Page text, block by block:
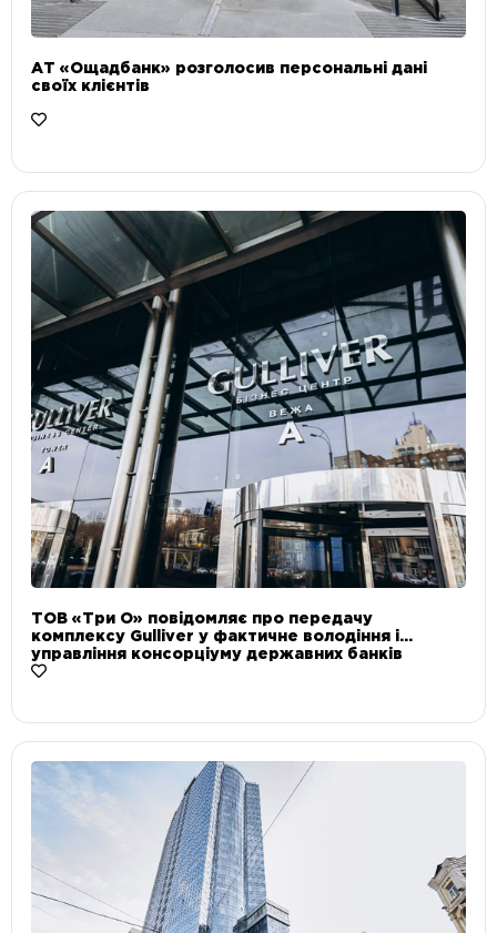
АТ «Ощадбанк» розголосив персональні дані
своїх клієнтів
ТОВ «Три О» повідомляє про передачу
комплексу Gulliver у фактичне володіння і
управління консорціуму державних банків